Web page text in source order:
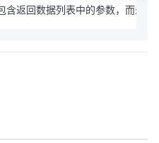
含返回数据列表中的参数，而未